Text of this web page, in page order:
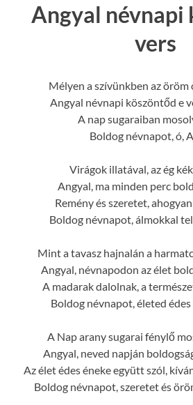
Angyal névnapi
vers
Mélyen a szívünkben az öröm
Angyal névnapi köszöntőd e
A nap sugaraiban
Boldog névnapot, ó,
Virágok illatával, az ég
Angyal, ma minden perc
Remény és szeretet,
Boldog névnapot, álmokkal
Mint a tavasz hajnalán a
Angyal, névnapodon az élet
A madarak dalolnak, a
Boldog névnapot, életed
A Nap arany sugarai fénylő
Angyal, neved napján
Az élet édes éneke együtt szól,
Boldog névnapot, szeretet és